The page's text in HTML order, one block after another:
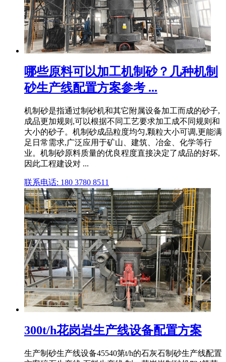
哪些原料可以加工机制砂？几种机制
砂生产线配置方案参考 ...
机制砂是指通过制砂机和其它附属设备加工而成的砂子,
成品更加规则,可以根据不同工艺要求加工成不同规则和
大小的砂子。机制砂成品粒度均匀,颗粒大小可调,更能满
足日常需求,广泛应用于矿山、建筑、冶金、化学等行
业。机制砂原料质量的优良程度直接决定了成品的好坏,
因此工程建设对 ...
联系电话: 180 3780 8511
300t/h花岗岩生产线设备配置方案
生产制砂生产线设备45540第t/h的石灰石制砂生产线配置